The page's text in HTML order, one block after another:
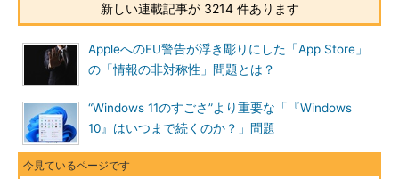
新しい連載記事が 3214 件あります
AppleへのEU警告が浮き彫りにした「App Store」
の「情報の非対称性」問題とは？
“Windows 11のすごさ”より重要な「『Windows
10』はいつまで続くのか？」問題